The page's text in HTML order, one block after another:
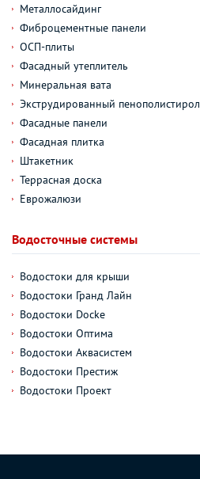
Металлосайдинг
Фиброцементные панели
ОСП-плиты
Фасадный утеплитель
Минеральная вата
Экструдированный пенополистирол
Фасадные панели
Фасадная плитка
Штакетник
Террасная доска
Еврожалюзи
Водосточные системы
Водостоки для крыши
Водостоки Гранд Лайн
Водостоки Docke
Водостоки Оптима
Водостоки Аквасистем
Водостоки Престиж
Водостоки Проект